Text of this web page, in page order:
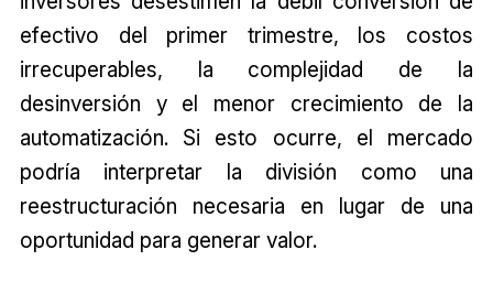
efectivo del primer trimestre, los costos
irrecuperables, la complejidad de la
desinversión y el menor crecimiento de la
automatización. Si esto ocurre, el mercado
podría interpretar la división como una
reestructuración necesaria en lugar de una
oportunidad para generar valor.